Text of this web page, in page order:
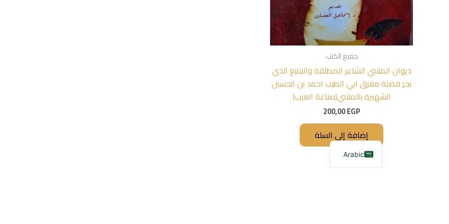
جميع الكتب
ديوان المتنبي الشاعر المطلقة والتبليغ الذي
بحر فضلة مغرق ابي الطيب احمد بن الحسين
الشهيرة بالمتنبي(صناعة العرب)
200,00EGP
إضافة إلى السلة
Arabic